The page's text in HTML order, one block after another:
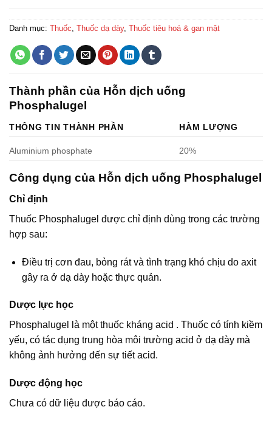
Danh mục: Thuốc Thuốc dạ dày, Thuốc tiêu hoá & gan mật
Thành phần của Hỗn dịch uống
Phosphalugel
THÔNG TIN THÀNH PHẦN HÀM LƯỢNG
Aluminium phosphate 20%
Công dụng của Hỗn dịch uống Phosphalugel
Chỉ định
Thuốc Phosphalugel được chỉ định dùng trong các trường
hợp sau:
Ðiều trị cơn đau, bỏng rát và tình trạng khó chịu do axit
gây ra ở dạ dày hoặc thực quản.
Dược lực học
Phosphalugel là một thuốc kháng acid . Thuốc có tính kiềm
yếu, có tác dụng trung hòa môi trường acid ở dạ dày mà
không ảnh hưởng đến sự tiết acid.
Dược động học
Chưa có dữ liệu được báo cáo.